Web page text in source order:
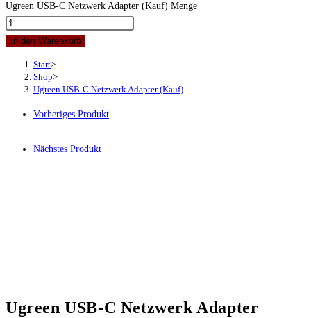
Ugreen USB-C Netzwerk Adapter (Kauf) Menge
In den Warenkorb
Start>
Shop>
Ugreen USB-C Netzwerk Adapter (Kauf)
Vorheriges Produkt
Nächstes Produkt
Ugreen USB-C Netzwerk Adapter